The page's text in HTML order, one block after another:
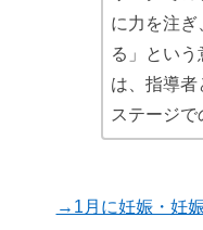
に力を注ぎ
る」とい
は、指導者
ステージで
→1月に妊娠・妊